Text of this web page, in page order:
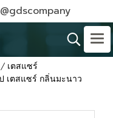
@gdscompany
/ เตสแซร์
เตสแซร์ กลิ่นมะนาว